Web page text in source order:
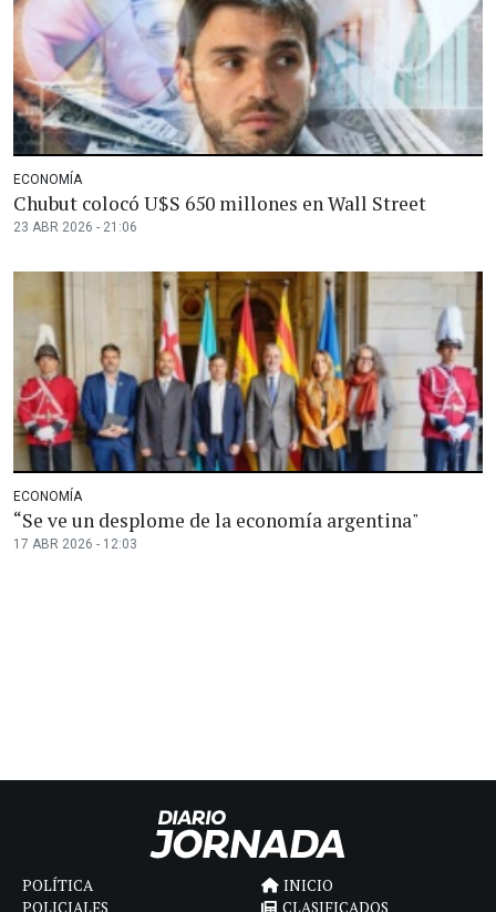
ECONOMÍA
Chubut colocó U$S 650 millones en Wall Street
23 ABR 2026 - 21:06
ECONOMÍA
“Se ve un desplome de la economía argentina"
17 ABR 2026 - 12:03
POLÍTICA
POLICIALES
INICIO
CLASIFICADOS